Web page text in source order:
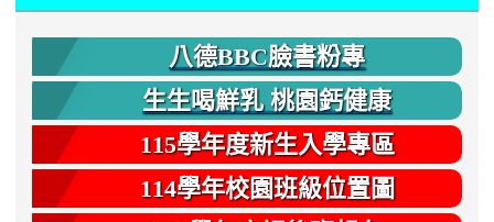
八德BBC臉書粉專
生生喝鮮乳 桃園鈣健康
115學年度新生入學專區
114學年校園班級位置圖